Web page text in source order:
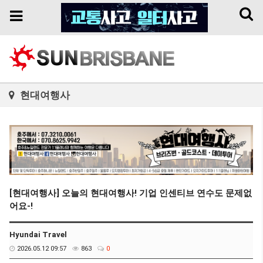
Toggle
Toggle
현대여행사
[현대여행사] 오늘의 현대여행사! 기업 인센티브 연수도 문제없
어요-!
Hyundai Travel
2026.05.12 09:57 863 0